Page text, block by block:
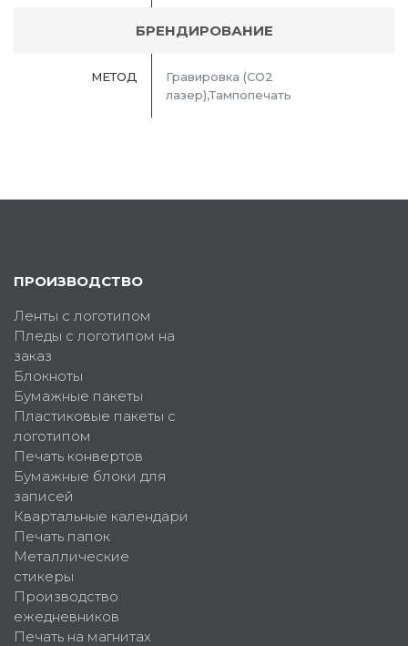
БРЕНДИРОВАНИЕ
МЕТОД
Гравировка (CO2
лазер),Тампопечать
ПРОИЗВОДСТВО
Ленты с логотипом
Пледы с логотипом на
заказ
Блокноты
Бумажные пакеты
Пластиковые пакеты с
логотипом
Печать конвертов
Бумажные блоки для
записей
Квартальные календари
Печать папок
Металлические
стикеры
Производство
ежедневников
Печать на магнитах